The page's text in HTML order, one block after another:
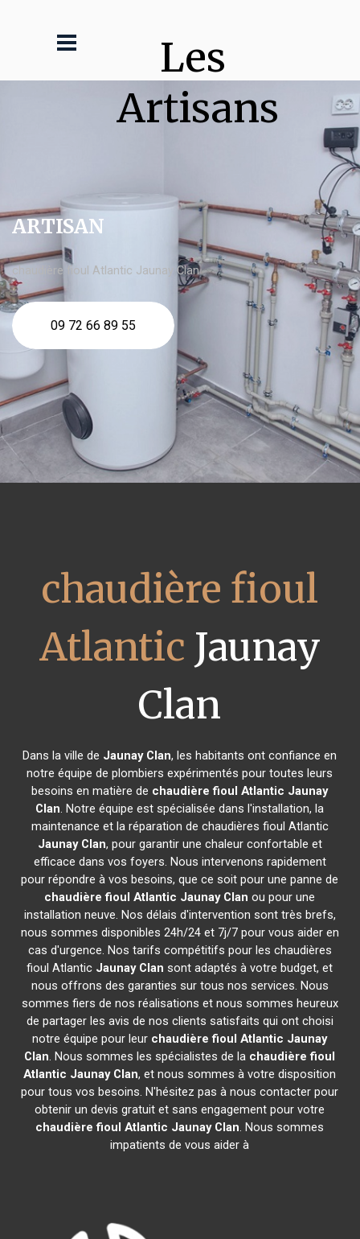
Les
Artisans
ARTISAN
chaudière fioul Atlantic Jaunay Clan
09 72 66 89 55
chaudière fioul
Atlantic Jaunay
Clan
Dans la ville de Jaunay Clan, les habitants ont confiance en
notre équipe de plombiers expérimentés pour toutes leurs
besoins en matière de chaudière fioul Atlantic Jaunay
Clan. Notre équipe est spécialisée dans l'installation, la
maintenance et la réparation de chaudières fioul Atlantic
Jaunay Clan, pour garantir une chaleur confortable et
efficace dans vos foyers. Nous intervenons rapidement
pour répondre à vos besoins, que ce soit pour une panne de
chaudière fioul Atlantic Jaunay Clan ou pour une
installation neuve. Nos délais d'intervention sont très brefs,
nous sommes disponibles 24h/24 et 7j/7 pour vous aider en
cas d'urgence. Nos tarifs compétitifs pour les chaudières
fioul Atlantic Jaunay Clan sont adaptés à votre budget, et
nous offrons des garanties sur tous nos services. Nous
sommes fiers de nos réalisations et nous sommes heureux
de partager les avis de nos clients satisfaits qui ont choisi
notre équipe pour leur chaudière fioul Atlantic Jaunay
Clan. Nous sommes les spécialistes de la chaudière fioul
Atlantic Jaunay Clan, et nous sommes à votre disposition
pour tous vos besoins. N'hésitez pas à nous contacter pour
obtenir un devis gratuit et sans engagement pour votre
chaudière fioul Atlantic Jaunay Clan. Nous sommes
impatients de vous aider à